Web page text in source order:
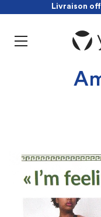
Livraison
Livraison